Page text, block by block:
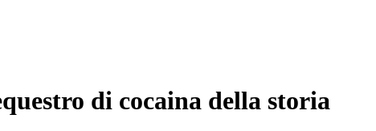
di cocaina della storia